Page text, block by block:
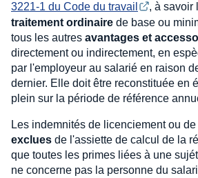
3221-1 du Code du travail
, à savoir
traitement ordinaire de base ou
tous les autres avantages et
directement ou indirectement, en
par l'employeur au salarié en raison
dernier. Elle doit être reconstituée en
plein sur la période de référence
Les indemnités de licenciement ou
exclues de l'assiette de calcul de la
que toutes les primes liées à une
ne concerne pas la personne du